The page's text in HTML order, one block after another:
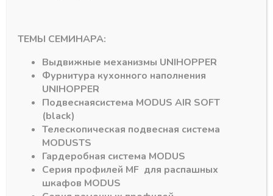
Подпишитесь на рассылку акций
#MODUS 6 #Система DTC
ТЕМЫ СЕМИНАРА:
Выдвижные механизмы UNIHOPPER
Фурнитура кухонного наполнения
UNIHOPPER
Подвеснаясистема MODUS AIR SOFT
(black)
Телескопическая подвесная система
MODUSTS
Гардеробная система MODUS
Серия профилей MF для распашных
шкафов MODUS